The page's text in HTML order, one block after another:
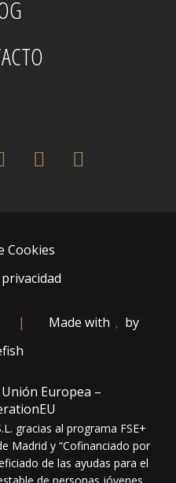
instagram
houzz
Europea –
gracias al programa FSE+
Madrid y “Cofinanciado por
de las ayudas para el
de personas jóvenes.
Cookies
| Made with
by